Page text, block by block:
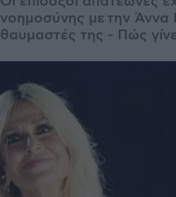
νοημοσύνης με την
θαυμαστές της - Πώς